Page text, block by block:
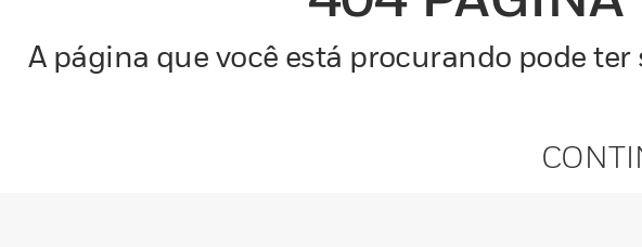
A página que você está procurando pode